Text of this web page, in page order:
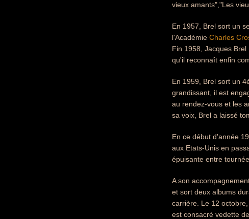
vieux amants","Les
En 1957, Brel sort un
l'Académie Charles
Fin 1958, Jacques
qu'il reconnaît enfin
En 1959, Brel sort un
grandissant, il est
au rendez-vous et les
sa voix, Brel a laissé
En ce début d'année
aux Etats-Unis en
épuisante entre
A son
et sort deux albums
carrière. Le 12
est consacré vedette